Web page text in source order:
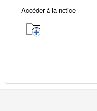
Accéder à la notice